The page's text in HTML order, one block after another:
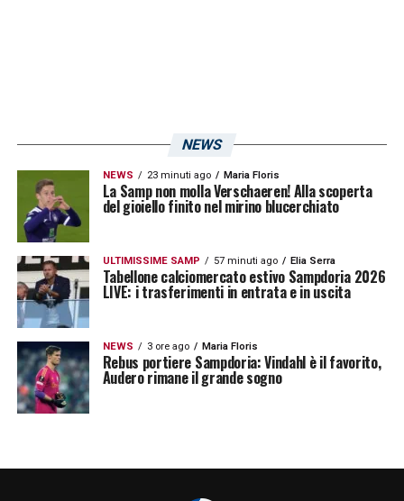
NEWS
NEWS 23 minuti ago Maria Floris
La Samp non molla Verschaeren! Alla scoperta
del gioiello finito nel mirino blucerchiato
ULTIMISSIME SAMP 57 minuti ago Elia Serra
Tabellone calciomercato estivo Sampdoria 2026
LIVE: i trasferimenti in entrata e in uscita
NEWS 3 ore ago Maria Floris
Rebus portiere Sampdoria: Vindahl è il favorito,
Audero rimane il grande sogno